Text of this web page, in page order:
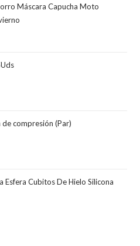
Máscara Capucha Moto
compresión (Par)
Esfera Cubitos De Hielo Silicona